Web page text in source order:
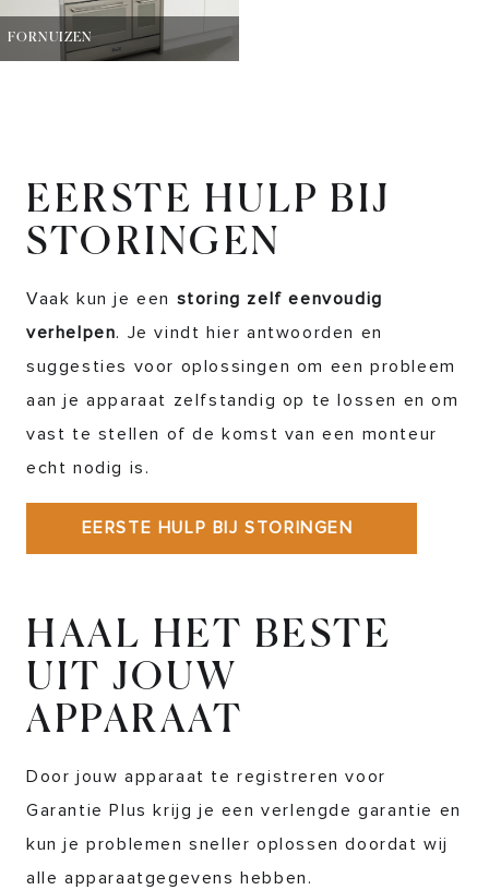
FORNUIZEN
EERSTE HULP BIJ
STORINGEN
Vaak kun je een storing zelf eenvoudig
verhelpen. Je vindt hier antwoorden en
suggesties voor oplossingen om een probleem
aan je apparaat zelfstandig op te lossen en om
vast te stellen of de komst van een monteur
echt nodig is.
EERSTE HULP BIJ STORINGEN
HAAL HET BESTE
UIT JOUW
APPARAAT
Door jouw apparaat te registreren voor
Garantie Plus krijg je een verlengde garantie en
kun je problemen sneller oplossen doordat wij
alle apparaatgegevens hebben.